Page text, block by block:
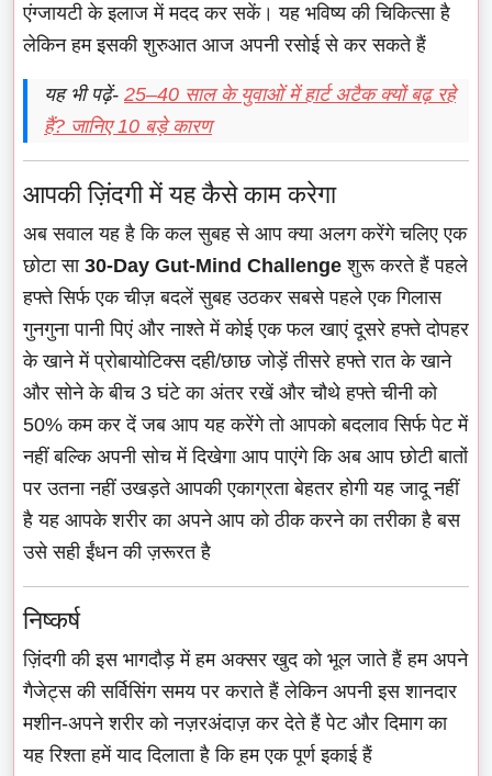
एंग्जायटी के इलाज में मदद कर सकें। यह भविष्य की चिकित्सा है
लेकिन हम इसकी शुरुआत आज अपनी रसोई से कर सकते हैं
यह भी पढ़ें- 25–40 साल के युवाओं में हार्ट अटैक क्यों बढ़ रहे
हैं? जानिए 10 बड़े कारण
आपकी ज़िंदगी में यह कैसे काम करेगा
अब सवाल यह है कि कल सुबह से आप क्या अलग करेंगे चलिए एक
छोटा सा 30-Day Gut-Mind Challenge शुरू करते हैं पहले
हफ्ते सिर्फ एक चीज़ बदलें सुबह उठकर सबसे पहले एक गिलास
गुनगुना पानी पिएं और नाश्ते में कोई एक फल खाएं दूसरे हफ्ते दोपहर
के खाने में प्रोबायोटिक्स दही/छाछ जोड़ें तीसरे हफ्ते रात के खाने
और सोने के बीच 3 घंटे का अंतर रखें और चौथे हफ्ते चीनी को
50% कम कर दें जब आप यह करेंगे तो आपको बदलाव सिर्फ पेट में
नहीं बल्कि अपनी सोच में दिखेगा आप पाएंगे कि अब आप छोटी बातों
पर उतना नहीं उखड़ते आपकी एकाग्रता बेहतर होगी यह जादू नहीं
है यह आपके शरीर का अपने आप को ठीक करने का तरीका है बस
उसे सही ईंधन की ज़रूरत है
निष्कर्ष
ज़िंदगी की इस भागदौड़ में हम अक्सर खुद को भूल जाते हैं हम अपने
गैजेट्स की सर्विसिंग समय पर कराते हैं लेकिन अपनी इस शानदार
मशीन-अपने शरीर को नज़रअंदाज़ कर देते हैं पेट और दिमाग का
यह रिश्ता हमें याद दिलाता है कि हम एक पूर्ण इकाई हैं